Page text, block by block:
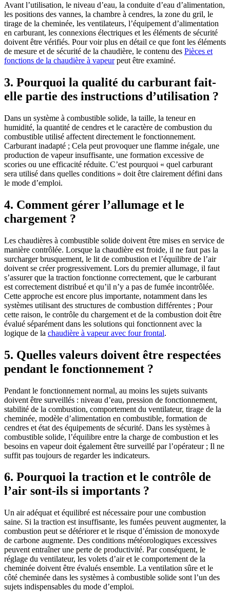
Avant l’utilisation, le niveau d’eau, la conduite d’eau d’alimentation,
les positions des vannes, la chambre à cendres, la zone du gril, le
tirage de la cheminée, les ventilateurs, l’équipement d’alimentation
en carburant, les connexions électriques et les éléments de sécurité
doivent être vérifiés. Pour voir plus en détail ce que font les éléments
de mesure et de sécurité de la chaudière, le contenu des Pièces et
fonctions de la chaudière à vapeurpeut être examiné.
3. Pourquoi la qualité du carburant fait-
elle partie des instructions d’utilisation ?
Dans un système à combustible solide, la taille, la teneur en
humidité, la quantité de cendres et le caractère de combustion du
combustible utilisé affectent directement le fonctionnement.
Carburant inadapté ; Cela peut provoquer une flamme inégale, une
production de vapeur insuffisante, une formation excessive de
scories ou une efficacité réduite. C’est pourquoi « quel carburant
sera utilisé dans quelles conditions » doit être clairement défini dans
le mode d’emploi.
4. Comment gérer l’allumage et le
chargement ?
Les chaudières à combustible solide doivent être mises en service de
manière contrôlée. Lorsque la chaudière est froide, il ne faut pas la
surcharger brusquement, le lit de combustion et l’équilibre de l’air
doivent se créer progressivement. Lors du premier allumage, il faut
s’assurer que la traction fonctionne correctement, que le carburant
est correctement distribué et qu’il n’y a pas de fumée incontrôlée.
Cette approche est encore plus importante, notamment dans les
systèmes utilisant des structures de combustion différentes ; Pour
cette raison, le contrôle du chargement et de la combustion doit être
évalué séparément dans les solutions qui fonctionnent avec la
logique de la chaudière à vapeur avec four frontal.
5. Quelles valeurs doivent être respectées
pendant le fonctionnement ?
Pendant le fonctionnement normal, au moins les sujets suivants
doivent être surveillés : niveau d’eau, pression de fonctionnement,
stabilité de la combustion, comportement du ventilateur, tirage de la
cheminée, modèle d’alimentation en combustible, formation de
cendres et état des équipements de sécurité. Dans les systèmes à
combustible solide, l’équilibre entre la charge de combustion et les
besoins en vapeur doit également être surveillé par l’opérateur ; Il ne
suffit pas toujours de regarder les indicateurs.
6. Pourquoi la traction et le contrôle de
l’air sont-ils si importants ?
Un air adéquat et équilibré est nécessaire pour une combustion
saine. Si la traction est insuffisante, les fumées peuvent augmenter, la
combustion peut se détériorer et le risque d’émission de monoxyde
de carbone augmente. Des conditions météorologiques excessives
peuvent entraîner une perte de productivité. Par conséquent, le
réglage du ventilateur, les volets d’air et le comportement de la
cheminée doivent être évalués ensemble. La ventilation sûre et le
côté cheminée dans les systèmes à combustible solide sont l’un des
sujets indispensables du mode d’emploi.